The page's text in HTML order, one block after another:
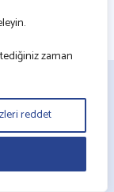
zaman
reddet